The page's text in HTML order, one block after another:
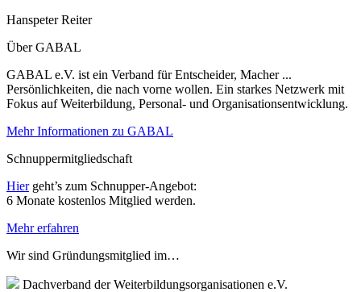
Hanspeter Reiter
Über GABAL
GABAL e.V. ist ein Verband für Entscheider, Macher ...
Persönlichkeiten, die nach vorne wollen. Ein starkes Netzwerk mit
Fokus auf Weiterbildung, Personal- und Organisationsentwicklung.
Mehr Informationen zu GABAL
Schnuppermitgliedschaft
Hiergeht’s zum Schnupper-Angebot:
6 Monate kostenlos Mitglied werden.
Mehr erfahren
Wir sind Gründungsmitglied im…
Dachverband der Weiterbildungsorganisationen e.V.